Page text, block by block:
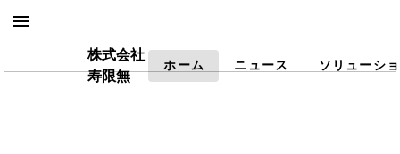
株式会社
寿限無
ホーム ニュース ソリューシ